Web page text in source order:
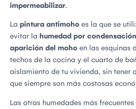
impermeabilizar.
La pintura antimoho es la que se
evitar la humedad por condensación
aparición del moho en las esquinas
techos de la cocina y el cuarto de
aislamiento de tu vivienda, sin tener
que siempre son más costosas
Las otras humedades más